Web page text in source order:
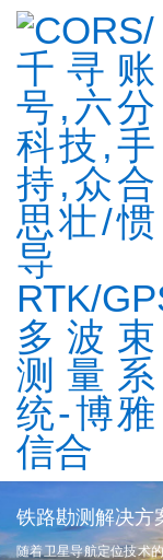
铁路勘测解决方
随着卫星导航定位技术